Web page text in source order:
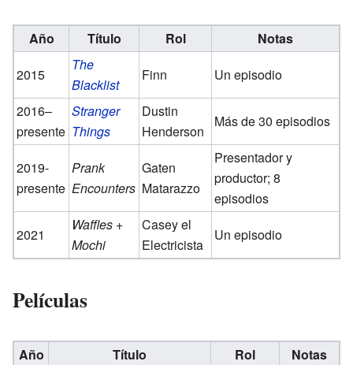
Año Título Rol
Notas
2015
The
Blacklist
Finn
Un episodio
2016–
presente
Stranger
Things
Dustin
Henderson
Más de 30 episodios
2019-
presente
Prank
Encounters
Gaten
Matarazzo
Presentador y
productor; 8
episodios
2021
Waffles +
Mochi
Casey el
Electricista
Un episodio
Películas
Año Título Rol
Notas